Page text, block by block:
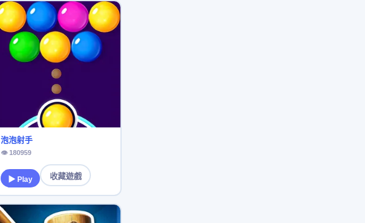
泡泡射手
👁 180959
▶ Play 收藏遊戲